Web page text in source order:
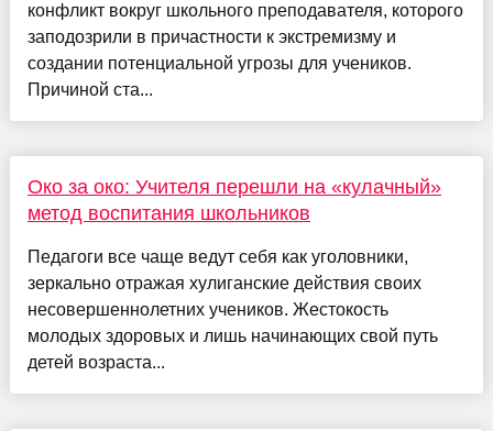
конфликт вокруг школьного преподавателя, которого
заподозрили в причастности к экстремизму и
создании потенциальной угрозы для учеников.
Причиной ста...
Око за око: Учителя перешли на «кулачный»
метод воспитания школьников
Педагоги все чаще ведут себя как уголовники,
зеркально отражая хулиганские действия своих
несовершеннолетних учеников. Жестокость
молодых здоровых и лишь начинающих свой путь
детей возраста...